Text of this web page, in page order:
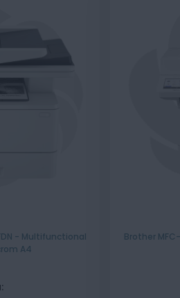
- Multifunctional
A4
Brother